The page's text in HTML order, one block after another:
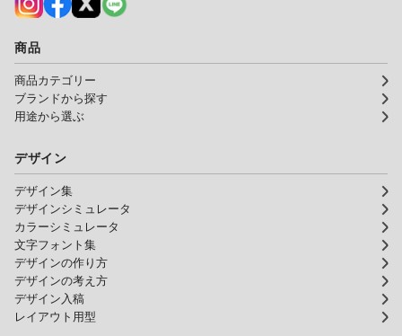
商品
商品カテゴリー
ブランドから探す
用途から選ぶ
デザイン
デザイン集
デザインシミュレータ
カラーシミュレータ
文字フォント集
デザインの作り方
デザインの考え方
デザイン入稿
レイアウト用型